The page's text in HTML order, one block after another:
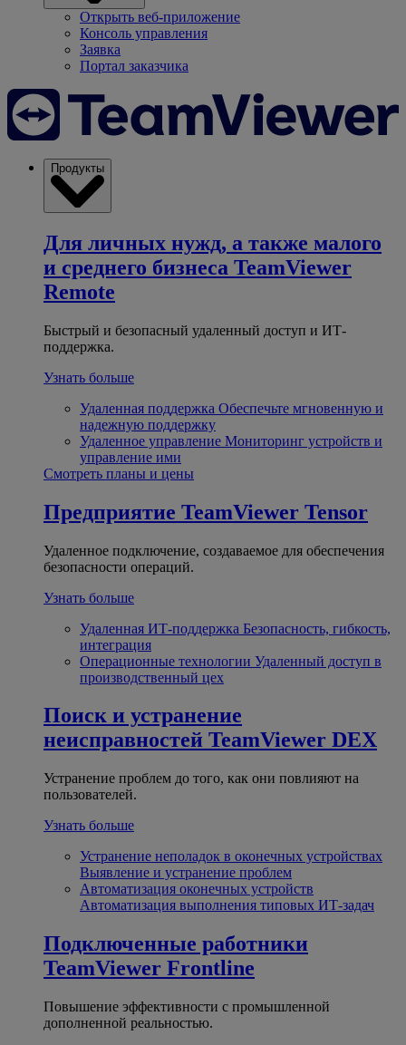
Открыть веб-приложение
Консоль управления
Заявка
Портал заказчика
Продукты
Для личных нужд, а также малого
и среднего бизнеса TeamViewer
Remote
Быстрый и безопасный удаленный доступ и ИТ-
поддержка.
Узнать больше
Удаленная поддержка Обеспечьте мгновенную и
надежную поддержку
Удаленное управление Мониторинг устройств и
управление ими
Смотреть планы и цены
Предприятие TeamViewer Tensor
Удаленное подключение, создаваемое для обеспечения
безопасности операций.
Узнать больше
Удаленная ИТ-поддержка Безопасность, гибкость,
интеграция
Операционные технологии Удаленный доступ в
производственный цех
Поиск и устранение
неисправностей TeamViewer DEX
Устранение проблем до того, как они повлияют на
пользователей.
Узнать больше
Устранение неполадок в оконечных устройствах
Выявление и устранение проблем
Автоматизация оконечных устройств
Автоматизация выполнения типовых ИТ-задач
Подключенные работники
TeamViewer Frontline
Повышение эффективности с промышленной
дополненной реальностью.